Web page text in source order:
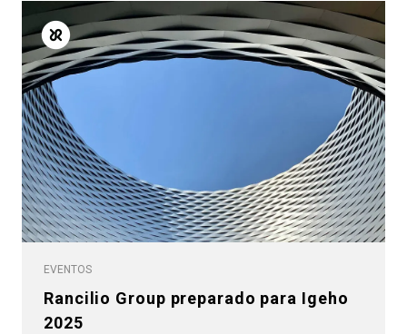
EVENTOS
Rancilio Group preparado para Igeho
2025